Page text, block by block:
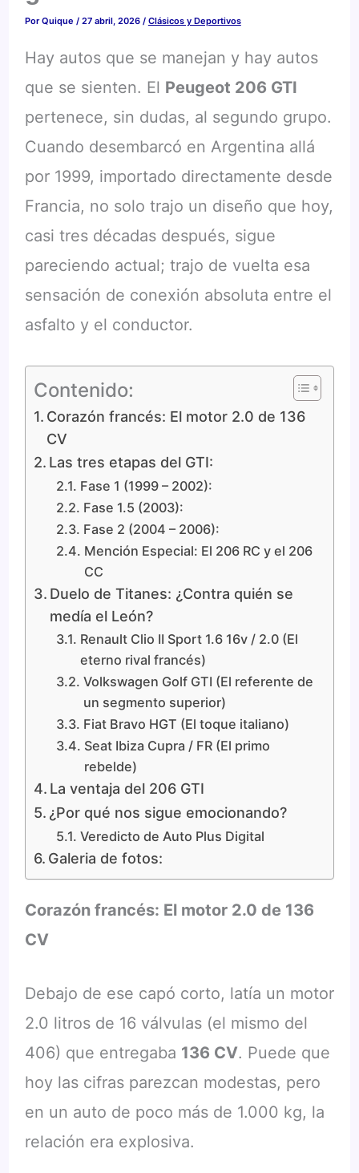
PorQuique / 27 abril, 2026 / Clásicos y Deportivos
Hay autos que se manejan y hay autos
que se sienten. El Peugeot 206 GTI
pertenece, sin dudas, al segundo grupo.
Cuando desembarcó en Argentina allá
por 1999, importado directamente desde
Francia, no solo trajo un diseño que hoy,
casi tres décadas después, sigue
pareciendo actual; trajo de vuelta esa
sensación de conexión absoluta entre el
asfalto y el conductor.
Contenido:
Corazón francés: El motor 2.0 de 136
CV
Las tres etapas del GTI:
Fase 1 (1999 – 2002):
Fase 1.5 (2003):
Fase 2 (2004 – 2006):
Mención Especial: El 206 RC y el 206
CC
Duelo de Titanes: ¿Contra quién se
medía el León?
Renault Clio II Sport 1.6 16v / 2.0 (El
eterno rival francés)
Volkswagen Golf GTI (El referente de
un segmento superior)
Fiat Bravo HGT (El toque italiano)
Seat Ibiza Cupra / FR (El primo
rebelde)
La ventaja del 206 GTI
¿Por qué nos sigue emocionando?
Veredicto de Auto Plus Digital
Galeria de fotos:
Corazón francés: El motor 2.0 de 136
CV
Debajo de ese capó corto, latía un motor
2.0 litros de 16 válvulas (el mismo del
406) que entregaba 136 CV. Puede que
hoy las cifras parezcan modestas, pero
en un auto de poco más de 1.000 kg, la
relación era explosiva.